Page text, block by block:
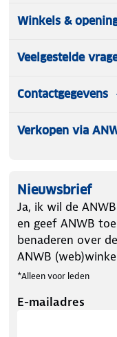
Winkels &
Veelgestelde
Contactgegevens
Verkopen via
Nieuwsbrief
Ja, ik wil de
en geef ANWB
benaderen over
ANWB
*Alleen voor leden
E-mailadres